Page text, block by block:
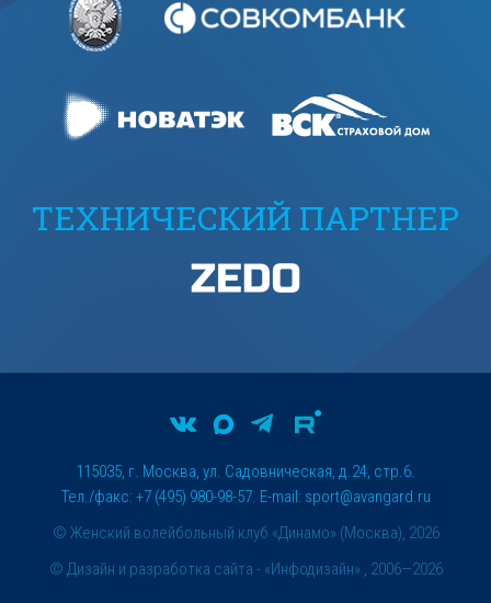
ТЕХНИЧЕСКИЙ ПАРТНЕР
© Женский волейбольный клуб «Динамо» (Москва), 2026
115035, г. Москва, ул. Садовническая, д.24, стр.6.
Тел./факс: +7 (495) 980-98-57. E-mail: sport@avangard.ru
© Дизайн и разработка сайта - «Инфодизайн» , 2006—2026